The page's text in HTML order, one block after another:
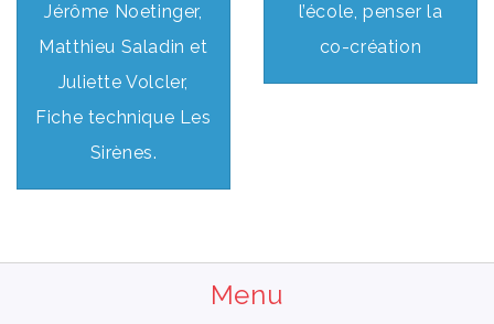
Jérôme Noetinger,
Matthieu Saladin et
Juliette Volcler,
Fiche technique Les
Sirènes.
l’école, penser la
co-création
Menu